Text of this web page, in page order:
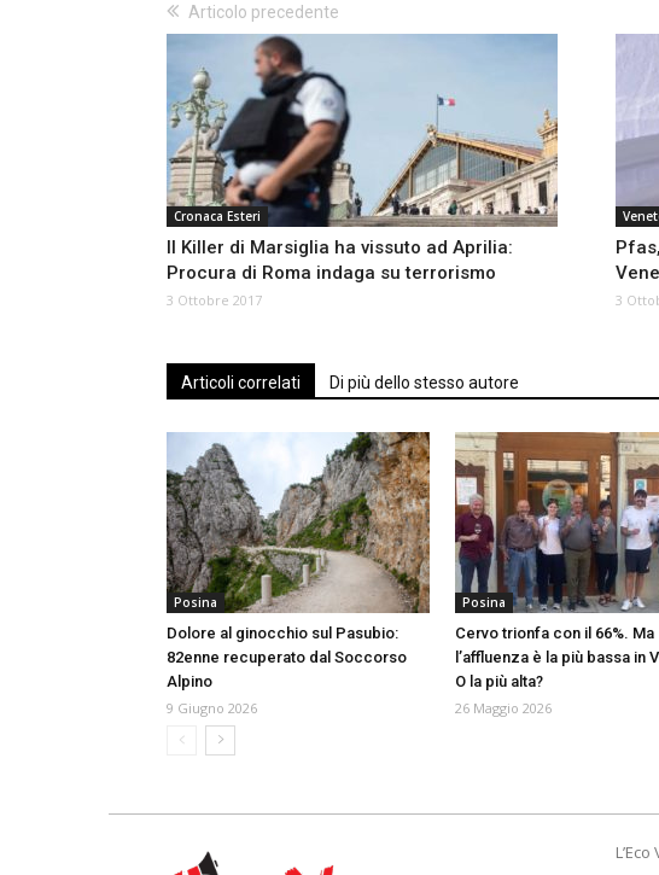
Articolo precedente
Cronaca Esteri
Il Killer di Marsiglia ha vissuto ad Aprilia:
Procura di Roma indaga su terrorismo
3 Ottobre 2017 3
Articoli correlati Di più dello stesso autore
Posina
Dolore al ginocchio sul Pasubio:
82enne recuperato dal Soccorso
Alpino
9 Giugno 2026
Posina
Cervo trionfa con il 66%. Ma
l’affluenza è la più bassa in
O la più alta?
26 Maggio 2026